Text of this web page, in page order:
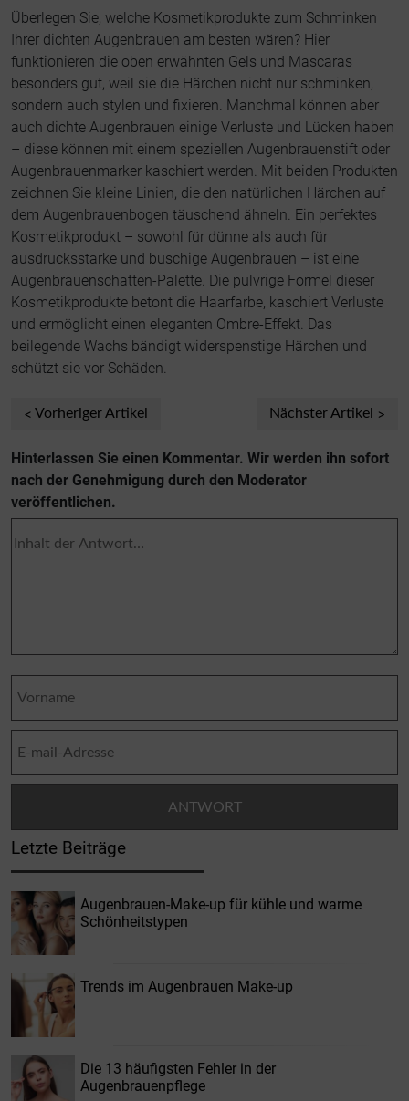
Überlegen Sie, welche Kosmetikprodukte zum Schminken
Ihrer dichten Augenbrauen am besten wären? Hier
funktionieren die oben erwähnten Gels und Mascaras
besonders gut, weil sie die Härchen nicht nur schminken,
sondern auch stylen und fixieren. Manchmal können aber
auch dichte Augenbrauen einige Verluste und Lücken haben
– diese können mit einem speziellen Augenbrauenstift oder
Augenbrauenmarker kaschiert werden. Mit beiden Produkten
zeichnen Sie kleine Linien, die den natürlichen Härchen auf
dem Augenbrauenbogen täuschend ähneln. Ein perfektes
Kosmetikprodukt – sowohl für dünne als auch für
ausdrucksstarke und buschige Augenbrauen – ist eine
Augenbrauenschatten-Palette. Die pulvrige Formel dieser
Kosmetikprodukte betont die Haarfarbe, kaschiert Verluste
und ermöglicht einen eleganten Ombre-Effekt. Das
beilegende Wachs bändigt widerspenstige Härchen und
schützt sie vor Schäden.
Vorheriger Artikel Nächster Artikel
Hinterlassen Sie einen Kommentar. Wir werden ihn sofort
nach der Genehmigung durch den Moderator
veröffentlichen.
Letzte Beiträge
Augenbrauen-Make-up für kühle und warme
Schönheitstypen
Trends im Augenbrauen Make-up
Die 13 häufigsten Fehler in der
Augenbrauenpflege